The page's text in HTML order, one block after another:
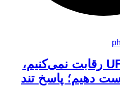
جیک پاول: فقط با UFC رقابت نمی‌کنیم،
دهیم؛ پاسخ تند